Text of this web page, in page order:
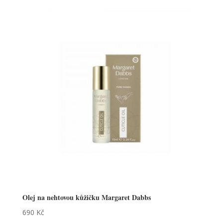
Olej na nehtovou kůžičku Margaret Dabbs
690 Kč